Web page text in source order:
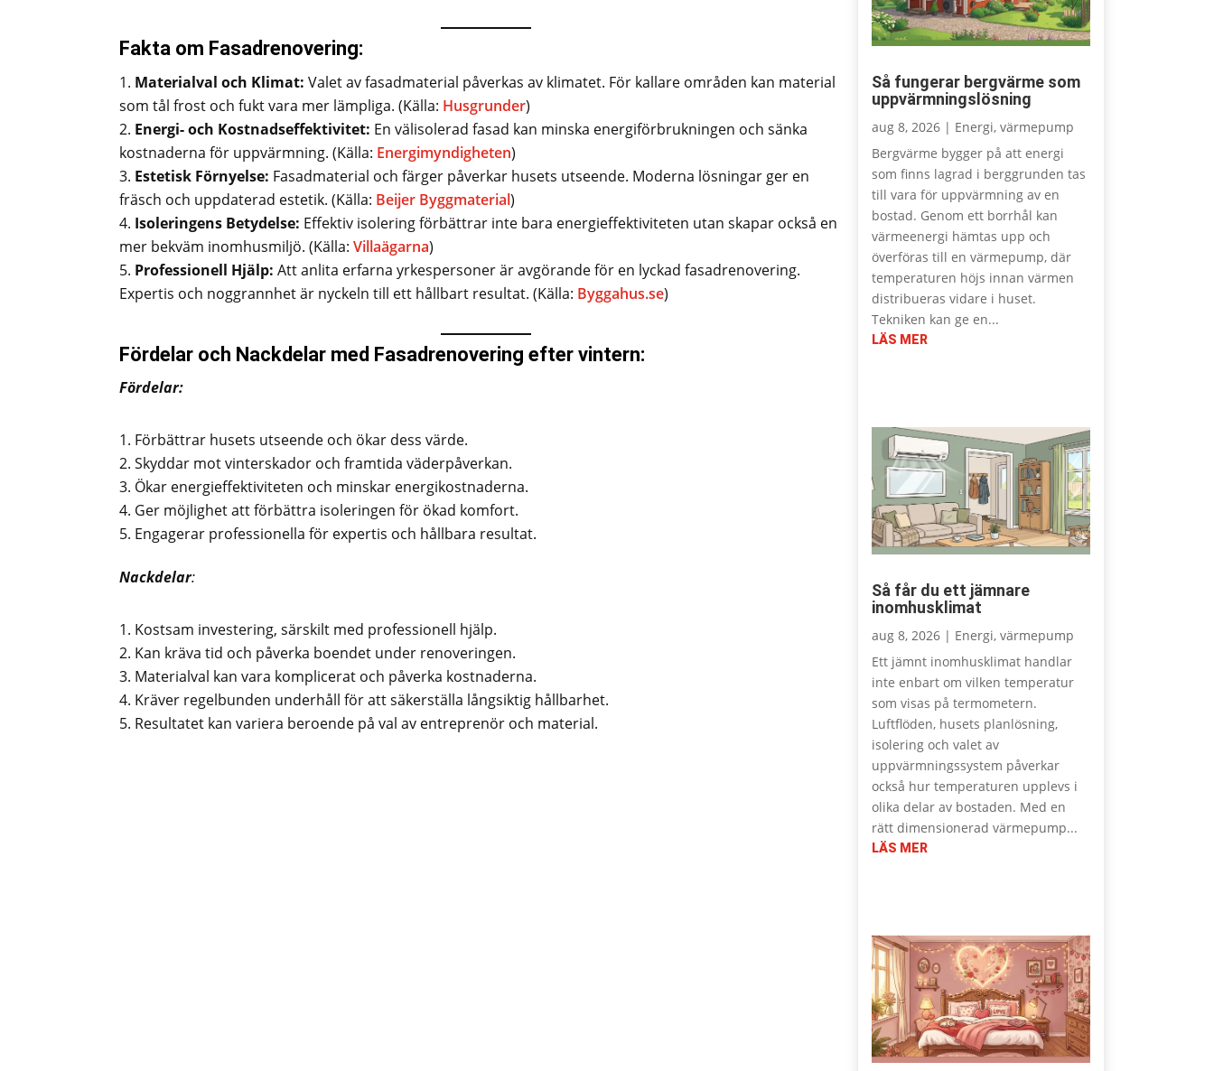
Fakta om Fasadrenovering:
Materialval och Klimat: Valet av fasadmaterial påverkas av klimatet. För kallare områden kan material
som tål frost och fukt vara mer lämpliga. (Källa: Husgrunder)
Energi- och Kostnadseffektivitet: En välisolerad fasad kan minska energiförbrukningen och sänka
kostnaderna för uppvärmning. (Källa: Energimyndigheten)
Estetisk Förnyelse: Fasadmaterial och färger påverkar husets utseende. Moderna lösningar ger en
fräsch och uppdaterad estetik. (Källa: Beijer Byggmaterial)
Isoleringens Betydelse: Effektiv isolering förbättrar inte bara energieffektiviteten utan skapar också en
mer bekväm inomhusmiljö. (Källa: Villaägarna)
Professionell Hjälp: Att anlita erfarna yrkespersoner är avgörande för en lyckad fasadrenovering.
Expertis och noggrannhet är nyckeln till ett hållbart resultat. (Källa: Byggahus.se)
Fördelar och Nackdelar med Fasadrenovering efter vintern:
Fördelar:
Förbättrar husets utseende och ökar dess värde.
Skyddar mot vinterskador och framtida väderpåverkan.
Ökar energieffektiviteten och minskar energikostnaderna.
Ger möjlighet att förbättra isoleringen för ökad komfort.
Engagerar professionella för expertis och hållbara resultat.
Nackdelar:
Kostsam investering, särskilt med professionell hjälp.
Kan kräva tid och påverka boendet under renoveringen.
Materialval kan vara komplicerat och påverka kostnaderna.
Kräver regelbunden underhåll för att säkerställa långsiktig hållbarhet.
Resultatet kan variera beroende på val av entreprenör och material.
Så fungerar bergvärme som
uppvärmningslösning
aug 8, 2026| Energi, värmepump
Bergvärme bygger på att energi
som finns lagrad i berggrunden tas
till vara för uppvärmning av en
bostad. Genom ett borrhål kan
värmeenergi hämtas upp och
överföras till en värmepump, där
temperaturen höjs innan värmen
distribueras vidare i huset.
Tekniken kan ge en...
LÄS MER
Så får du ett jämnare
inomhusklimat
aug 8, 2026| Energi, värmepump
Ett jämnt inomhusklimat handlar
inte enbart om vilken temperatur
som visas på termometern.
Luftflöden, husets planlösning,
isolering och valet av
uppvärmningssystem påverkar
också hur temperaturen upplevs i
olika delar av bostaden. Med en
rätt dimensionerad värmepump...
LÄS MER